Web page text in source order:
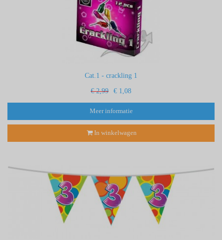
Cat.1 - crackling 1
€ 2,99 € 1,08
Meer informatie
In winkelwagen